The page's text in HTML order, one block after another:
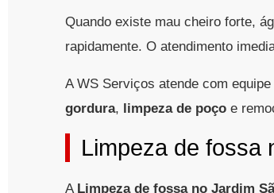
Quando existe mau cheiro forte,
rapidamente. O atendimento
A WS Serviços atende com
gordura, limpeza de poço e
Limpeza de fossa
A Limpeza de fossa no Jardim